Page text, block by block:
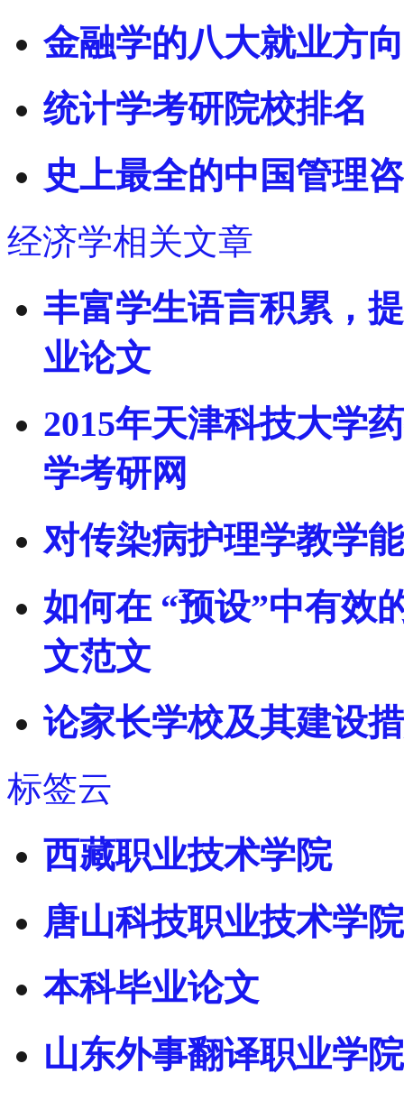
金融学的八大就业方
统计学考研院校排名
史上最全的中国管理
经济学相关文章
丰富学生语言积累，
业论文
2015年天津科技大学
学考研网
对传染病护理学教学
如何在 “预设”中有效
文范文
论家长学校及其建设
标签云
西藏职业技术学院
唐山科技职业技术学院
本科毕业论文
山东外事翻译职业学院